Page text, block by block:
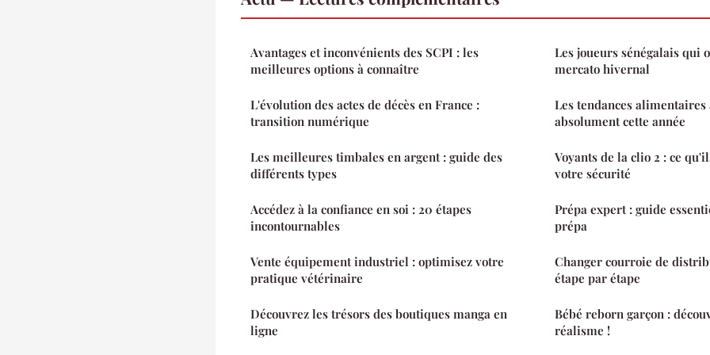
Avantages et inconvénients des SCPI : les
meilleures options à connaître
L'évolution des actes de décès en France :
transition numérique
Les meilleures timbales en argent : guide des
différents types
Accédez à la confiance en soi : 20 étapes
incontournables
Vente équipement industriel : optimisez votre
pratique vétérinaire
Découvrez les trésors des boutiques manga en
ligne
Les joueurs sénégalais qui
mercato hivernal
Les tendances
absolument cette année
Voyants de la clio 2 : ce
votre sécurité
Prépa expert : guide
prépa
Changer courroie de
étape par étape
Bébé reborn garçon :
réalisme !